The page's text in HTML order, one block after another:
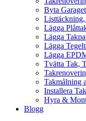
Byta
Lägga
Lägga
Lägga
Lägga
Tvätta Tak,
Takmålning
Installera
Hyra &
Blogg